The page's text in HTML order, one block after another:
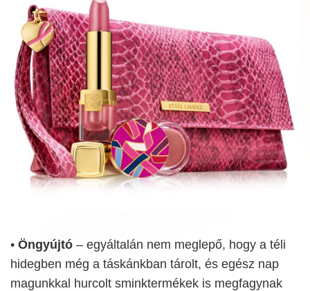
• Öngyújtó – egyáltalán nem meglepő, hogy a téli
hidegben még a táskánkban tárolt, és egész nap
magunkkal hurcolt sminktermékek is megfagynak